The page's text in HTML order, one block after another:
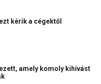
kérik a cégektől
amely komoly kihívást